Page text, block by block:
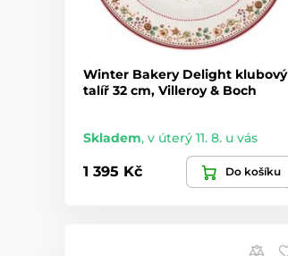
Winter Bakery Delight klubový
talíř 32 cm, Villeroy & Boch
Skladem, v úterý 11. 8. u vás
1 395 Kč Do košíku